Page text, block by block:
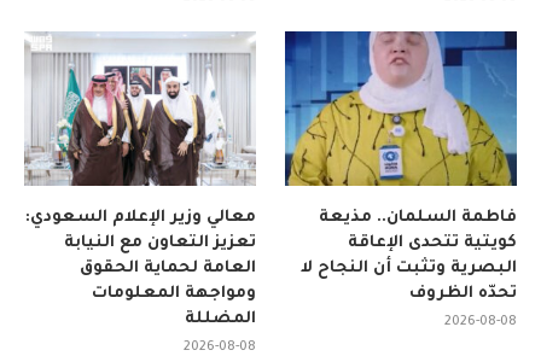
معالي وزير الإعلام السعودي:
تعزيز التعاون مع النيابة
العامة لحماية الحقوق
ومواجهة المعلومات
المضللة
2026-08-08
فاطمة السلمان.. مذيعة
كويتية تتحدى الإعاقة
البصرية وتثبت أن النجاح لا
تحدّه الظروف
2026-08-08